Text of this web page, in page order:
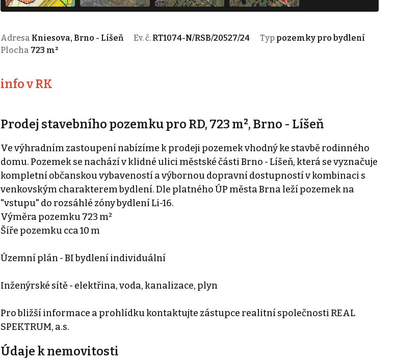
Adresa Kniesova, Brno - Líšeň Ev. č. RT1074-N/RSB/20527/24 Typ pozemky pro bydlení
Plocha 723 m²
info v RK
Prodej stavebního pozemku pro RD, 723 m², Brno - Líšeň
Ve výhradním zastoupení nabízíme k prodeji pozemek vhodný ke stavbě rodinného
domu. Pozemek se nachází v klidné ulici městské části Brno - Líšeň, která se vyznačuje
kompletní občanskou vybaveností a výbornou dopravní dostupností v kombinaci s
venkovským charakterem bydlení. Dle platného ÚP města Brna leží pozemek na
"vstupu" do rozsáhlé zóny bydlení Li-16.
Výměra pozemku 723 m²
Šíře pozemku cca 10 m
Územní plán - BI bydlení individuální
Inženýrské sítě - elektřina, voda, kanalizace, plyn
Pro bližší informace a prohlídku kontaktujte zástupce realitní společnosti REAL
SPEKTRUM, a.s.
Údaje k nemovitosti